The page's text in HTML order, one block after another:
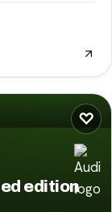
♡
edition